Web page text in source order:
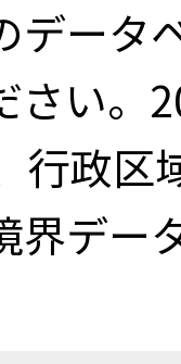
データ
さい。
行政区
界デー